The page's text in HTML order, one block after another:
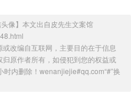
像】本文出自 皮先生文案馆
或改编自互联网，主要目的在于信息
原作者所有，如侵犯到您的权益或
内删除！wenanjiejie#qq.com“#”换